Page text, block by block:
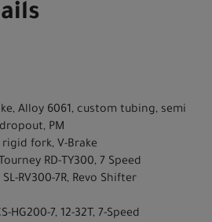
Alloy 6061, custom tubing, semi
dropout, PM
rigid fork, V-Brake
RD-TY300, 7 Speed
RV300-7R, Revo Shifter
HG200-7, 12-32T, 7-Speed